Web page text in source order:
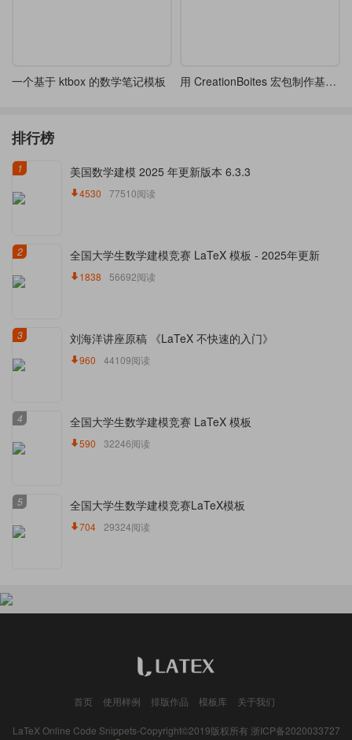
一个基于 ktbox 的数学笔记模板 用 CreationBoites 宏包制作基本示例 - 非常好用
排行榜
1 美国数学建模 2025 年更新版本 6.3.3
4530 77510阅读
2 全国大学生数学建模竞赛 LaTeX 模板 - 2025年更新
1838 56692阅读
3 刘海洋讲座原稿 《LaTeX 不快速的入门》
960 44109阅读
4 全国大学生数学建模竞赛 LaTeX 模板
590 32246阅读
5 全国大学生数学建模竞赛LaTeX模板
704 29324阅读
首页 使用样例 排版作品 模板库 关于我们
LaTeX Online Code Snippets-Copyright©2019版权所有 浙ICP备2020033727